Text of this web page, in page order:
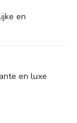
en
en luxe